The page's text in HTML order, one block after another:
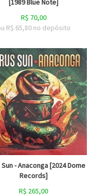
[1989 Blue Note]
R$ 70,00
R$ 65,80 no depósito
- Anaconga [2024 Dome
Records]
R$ 265,00